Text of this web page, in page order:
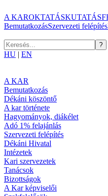
A KAROKTATÁSKUTATÁS
BemutatkozásSzervezeti felépítés
HU | EN
A KAR
Bemutatkozás
Dékáni köszöntő
A kar története
Hagyományok, diákélet
Adó 1% felajánlás
Szervezeti felépítés
Dékáni Hivatal
Intézetek
Kari szervezetek
Tanácsok
Bizottságok
A Kar képviselői